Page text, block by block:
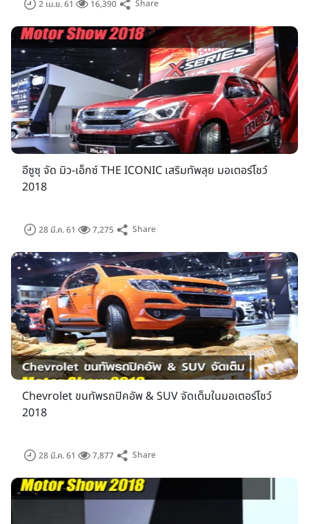
สาวๆ พริตตี้มอเตอร์โชว์ เป็นอีกหนึ่งสีสันที่ขาดไม่ได้ เพราะพวกเธอ
มีหน้าที่นำเสนอผลิตภัณฑ์ให้กับผู้เข้าร่วมชมงาน ที่มาเดินเลือกหา
รถยนต์ หรือ รถจักรยานยนต์ คันโปรด สำหรับในงาน มอเตอร์โชว์
ครั้งที่ 39 หรือ บางกอก อินเตอร์เนชั่นแนล มอเตอร์โชว์ 2018
(Bangkok International Motor Show 2018) ทีมงานเช็ค
ราคา.คอม ก็เก็บภาพพวกเธอมาฝากกัน จะน่ารักแค่ไหนเชิญชมได้
เลยครับ คลิกเลยอวดโฉม พริตตี้ สวยเซ็กซี่ ใน Motor Show
2018
2 เม.ย. 61 16,390 Share
อีซูซุ จัด มิว-เอ็กซ์ THE ICONIC เสริมทัพลุย มอเตอร์โชว์
2018
28 มี.ค. 61 7,275 Share
Chevrolet ขนทัพรถปิคอัพ & SUV จัดเต็มในมอเตอร์โชว์
2018
28 มี.ค. 61 7,877 Share